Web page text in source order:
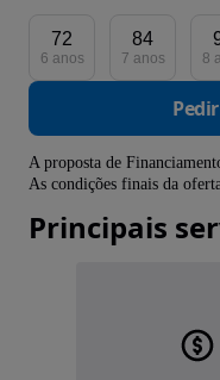
72
6 anos
84
7 anos 8
A proposta de
As condições finais da
Principais